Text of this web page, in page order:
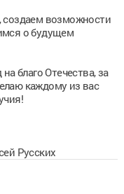
создаем возможности
о будущем
благо Отечества, за
каждому из вас
Русских